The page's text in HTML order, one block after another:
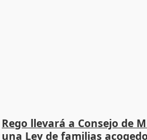
Rego llevará a Consejo de
una Ley de familias